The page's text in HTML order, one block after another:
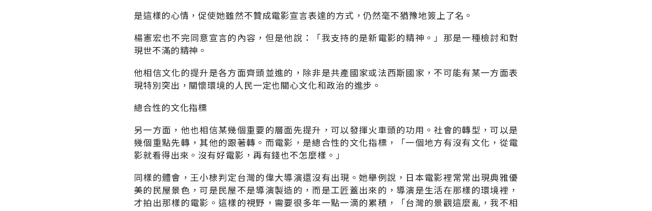
是這樣的心情，促使她雖然不贊成電影宣言表達的方式，仍然毫不猶豫地簽上了名。
楊憲宏也不完同意宣言的內容，但是他說：「我支持的是新電影的精神。」那是一種檢討和對
現世不滿的精神。
他相信文化的提升是各方面齊頭並進的，除非是共產國家或法西斯國家，不可能有某一方面表
現特別突出，關懷環境的人民一定也關心文化和政治的進步。
總合性的文化指標
另一方面，他也相信某幾個重要的層面先提升，可以發揮火車頭的功用。社會的轉型，可以是
幾個重點先轉，其他的跟著轉。而電影，是總合性的文化指標，「一個地方有沒有文化，從電
影就看得出來。沒有好電影，再有錢也不怎麼樣。」
同樣的體會，王小棣判定台灣的偉大導演還沒有出現。她舉例說，日本電影裡常常出現典雅優
美的民屋景色，可是民屋不是導演製造的，而是工匠蓋出來的，導演是生活在那樣的環境裡，
才拍出那樣的電影。這樣的視野，需要很多年一點一滴的累積，「台灣的景觀這麼亂，我不相